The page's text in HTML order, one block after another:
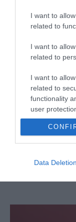
I want to
related to
I want to
related to
I want to
related to
functionality
user
Data Deletion